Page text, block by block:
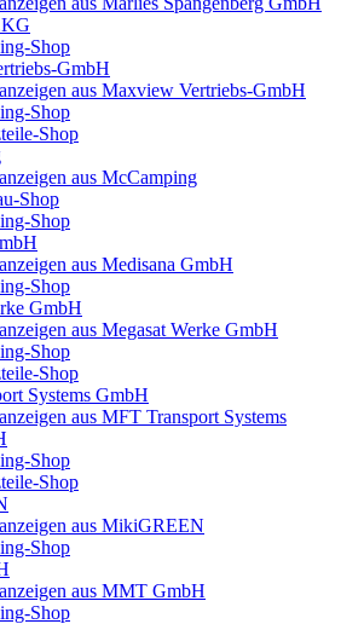
Shop
GmbH
aus Maxview Vertriebs-GmbH
Shop
Shop
aus McCamping
Shop
Shop
aus Medisana GmbH
Shop
GmbH
aus Megasat Werke GmbH
Shop
Shop
Systems GmbH
aus MFT Transport Systems
Shop
Shop
aus MikiGREEN
Shop
aus MMT GmbH
Shop